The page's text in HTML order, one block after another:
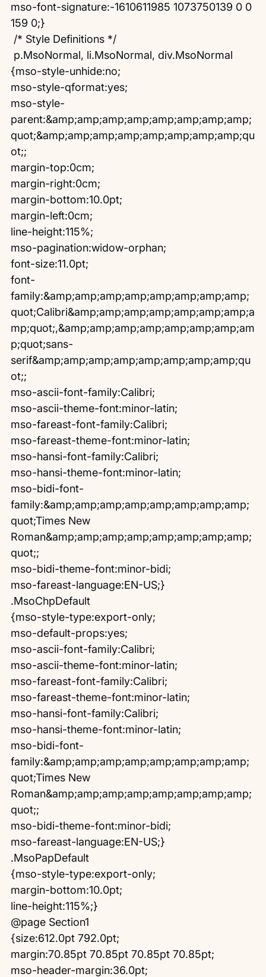
mso-font-signature:-1610611985 1073750139 0 0
159 0;}
/* Style Definitions */
p.MsoNormal, li.MsoNormal, div.MsoNormal
{mso-style-unhide:no;
mso-style-qformat:yes;
mso-style-
parent:&amp;amp;amp;amp;amp;amp;amp;amp;
quot;&amp;amp;amp;amp;amp;amp;amp;amp;qu
ot;;
margin-top:0cm;
margin-right:0cm;
margin-bottom:10.0pt;
margin-left:0cm;
line-height:115%;
mso-pagination:widow-orphan;
font-size:11.0pt;
font-
family:&amp;amp;amp;amp;amp;amp;amp;amp;
quot;Calibri&amp;amp;amp;amp;amp;amp;amp;a
mp;quot;,&amp;amp;amp;amp;amp;amp;amp;am
p;quot;sans-
serif&amp;amp;amp;amp;amp;amp;amp;amp;qu
ot;;
mso-ascii-font-family:Calibri;
mso-ascii-theme-font:minor-latin;
mso-fareast-font-family:Calibri;
mso-fareast-theme-font:minor-latin;
mso-hansi-font-family:Calibri;
mso-hansi-theme-font:minor-latin;
mso-bidi-font-
family:&amp;amp;amp;amp;amp;amp;amp;amp;
quot;Times New
Roman&amp;amp;amp;amp;amp;amp;amp;amp;
quot;;
mso-bidi-theme-font:minor-bidi;
mso-fareast-language:EN-US;}
.MsoChpDefault
{mso-style-type:export-only;
mso-default-props:yes;
mso-ascii-font-family:Calibri;
mso-ascii-theme-font:minor-latin;
mso-fareast-font-family:Calibri;
mso-fareast-theme-font:minor-latin;
mso-hansi-font-family:Calibri;
mso-hansi-theme-font:minor-latin;
mso-bidi-font-
family:&amp;amp;amp;amp;amp;amp;amp;amp;
quot;Times New
Roman&amp;amp;amp;amp;amp;amp;amp;amp;
quot;;
mso-bidi-theme-font:minor-bidi;
mso-fareast-language:EN-US;}
.MsoPapDefault
{mso-style-type:export-only;
margin-bottom:10.0pt;
line-height:115%;}
@page Section1
{size:612.0pt 792.0pt;
margin:70.85pt 70.85pt 70.85pt 70.85pt;
mso-header-margin:36.0pt;